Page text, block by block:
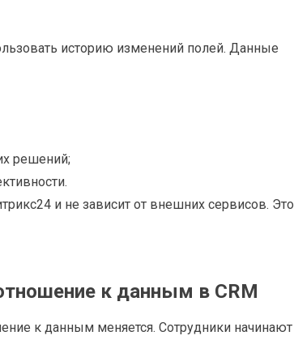
историю изменений полей. Данные
решений;
и не зависит от внешних сервисов. Это
к данным в CRM
к данным меняется. Сотрудники начинают